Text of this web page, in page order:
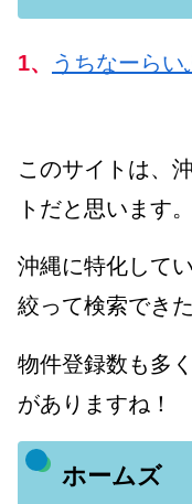
1、 うちなーらい
このサイトは、
トだと思います。
沖縄に特化して
絞って検索できた
物件登録数も多
がありますね！
ホームズ